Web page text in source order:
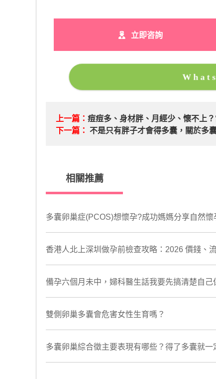
立即咨詢
上一篇：痘痘多、身材胖、月經少、懷不上
下一篇： 不是只有胖子才會得多囊，關於多
相關推薦
多囊卵巢症(PCOS)想懷孕?成功媽媽分享自然懷
香港人北上深圳做孕前檢查攻略：2026 價錢、
備孕六個月未中，婦科醫生話我要先搞清楚自己
​雙側卵巢多囊會危害女性生育嗎？
多囊卵巢綜合徵主要表現有哪些？得了多囊就一